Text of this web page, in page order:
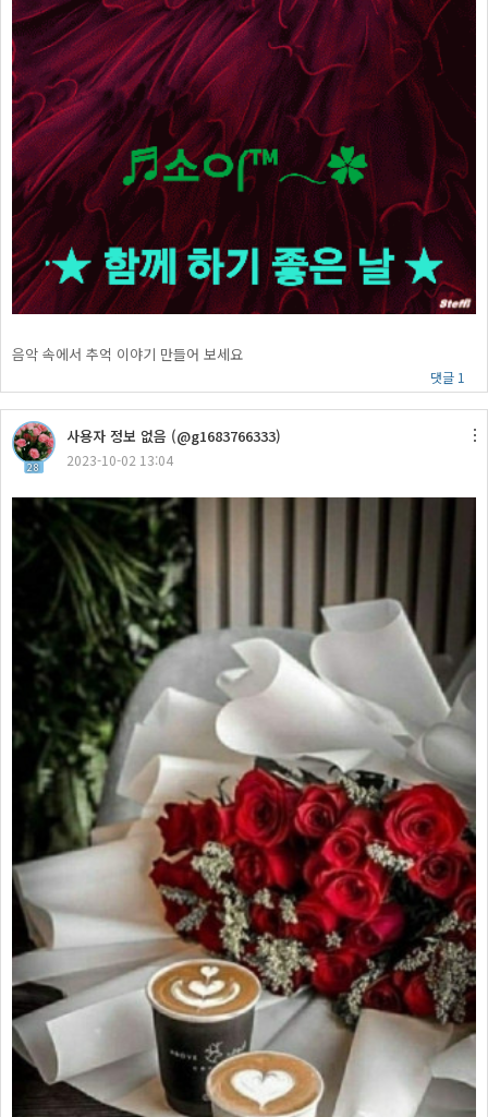
음악 속에서 추억 이야기 만들어 보세요
댓글 1
28
사용자 정보 없음 (@g1683766333)
2023-10-02 13:04